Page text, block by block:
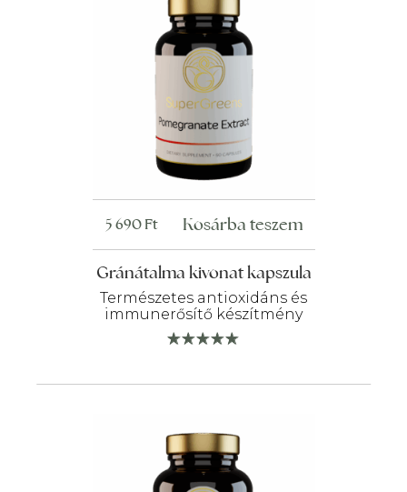
Gránátalma kivonat kapszula
Természetes antioxidáns és
immunerősítő készítmény
5 690Ft Kosárba teszem